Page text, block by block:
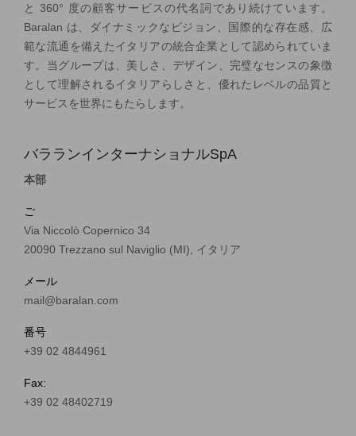
と 360° 度の顧客サービスの代名詞であり続けています。
Baralan は、ダイナミックなビジョン、国際的な存在感、広
範な流通を備えたイタリアの統合企業として認められていま
す。当グループは、美しさ、デザイン、完璧なセンスの象徴
として理解されるイタリアらしさと、優れたレベルの品質と
サービスを世界にもたらします。
バラランインターナショナルSpA
本部
ご
Via Niccolò Copernico 34
20090 Trezzano sul Naviglio (MI), イタリア
メール
mail@baralan.com
番号
+39 02 4844961
Fax:
+39 02 48402719